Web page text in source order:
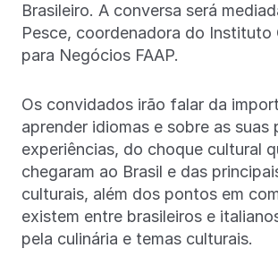
Brasileiro. A conversa será
Pesce, coordenadora do Instituto
para Negócios FAAP.
Os convidados irão falar da
aprender idiomas e sobre as suas
experiências, do choque cultural
chegaram ao Brasil e das
culturais, além dos pontos em
existem entre brasileiros e
pela culinária e temas culturais.